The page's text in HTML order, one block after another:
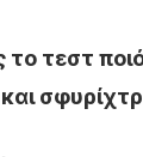
τεστ